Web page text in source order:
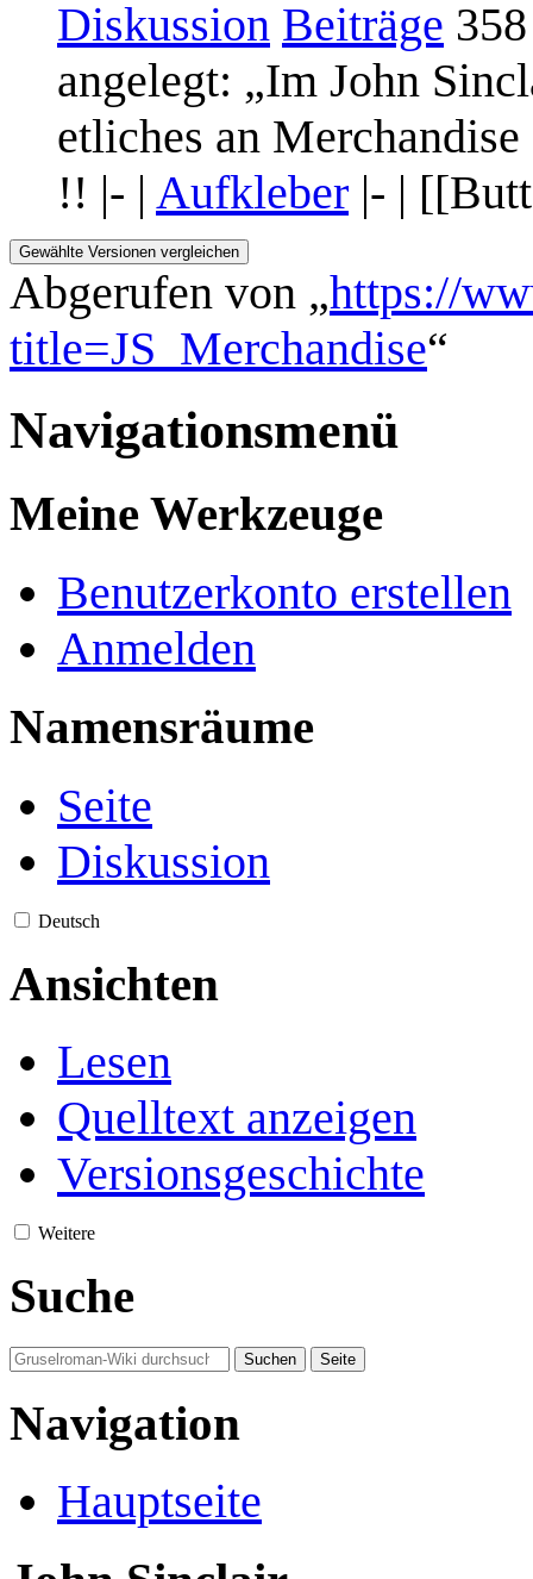
Diskussion Beiträge
angelegt: „Im John
etliches an
!! |- | Aufkleber |- |
Abgerufen von „https://
title=JS_Merchandise“
Navigationsmenü
Meine Werkzeuge
Benutzerkonto erstellen
Anmelden
Namensräume
Seite
Diskussion
Deutsch
Ansichten
Lesen
Quelltext anzeigen
Versionsgeschichte
Weitere
Suche
Navigation
Hauptseite